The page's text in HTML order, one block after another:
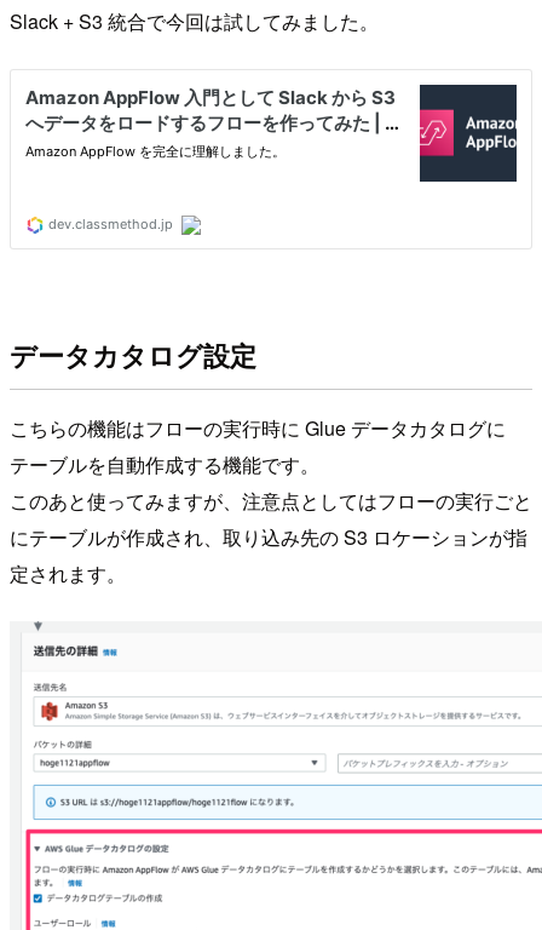
Slack + S3 統合で今回は試してみました。
データカタログ設定
こちらの機能はフローの実行時に Glue データカタログに
テーブルを自動作成する機能です。
このあと使ってみますが、注意点としてはフローの実行ごと
にテーブルが作成され、取り込み先の S3 ロケーションが指
定されます。